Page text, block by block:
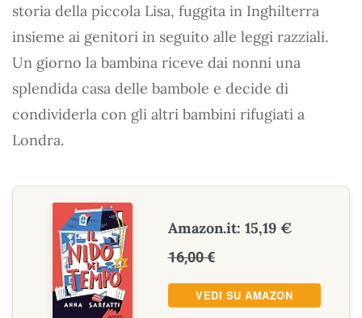
storia della piccola Lisa, fuggita in Inghilterra
insieme ai genitori in seguito alle leggi razziali.
Un giorno la bambina riceve dai nonni una
splendida casa delle bambole e decide di
condividerla con gli altri bambini rifugiati a
Londra.
Amazon.it: 15,19 €
16,00 €
VEDI SU AMAZON